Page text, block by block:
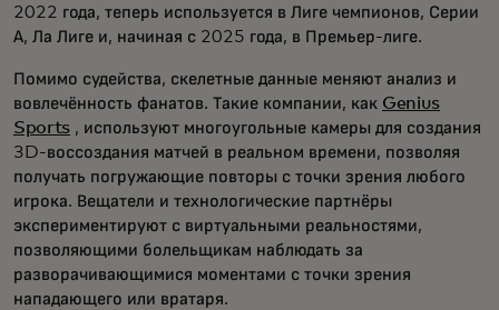
2022 года, теперь используется в Лиге чемпионов, Серии
А, Ла Лиге и, начиная с 2025 года, в Премьер-лиге.
Помимо судейства, скелетные данные меняют анализ и
вовлечённость фанатов. Такие компании, как Genius
Sports , используют многоугольные камеры для создания
3D-воссоздания матчей в реальном времени, позволяя
получать погружающие повторы с точки зрения любого
игрока. Вещатели и технологические партнёры
экспериментируют с виртуальными реальностями,
позволяющими болельщикам наблюдать за
разворачивающимися моментами с точки зрения
нападающего или вратаря.